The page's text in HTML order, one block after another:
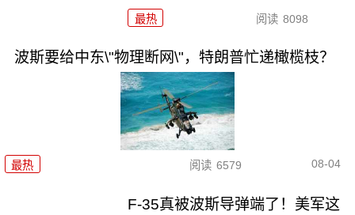
最热 阅读 8098
波斯要给中东\"物理断网\"，特朗普忙递橄榄枝？
最热 阅读 6579 08-04
F-35真被波斯导弹端了！美军这